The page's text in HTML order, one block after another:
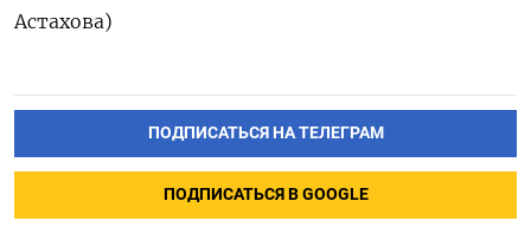
Астахова)
ПОДПИСАТЬСЯ НА ТЕЛЕГРАМ
ПОДПИСАТЬСЯ В GOOGLE